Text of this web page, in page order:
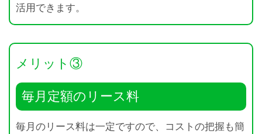
活用できます。
メリット③
毎月定額のリース料
毎月のリース料は一定ですので、コストの把握も簡